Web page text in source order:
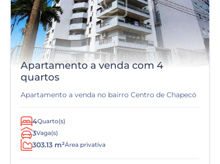
Apartamento a venda com 4
quartos
Apartamento a venda no bairro Centro de Chapecó
4Quarto(s)
3Vaga(s)
303.13 m²Área privativa